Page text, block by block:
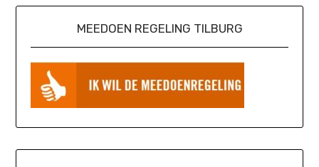
MEEDOEN REGELING TILBURG